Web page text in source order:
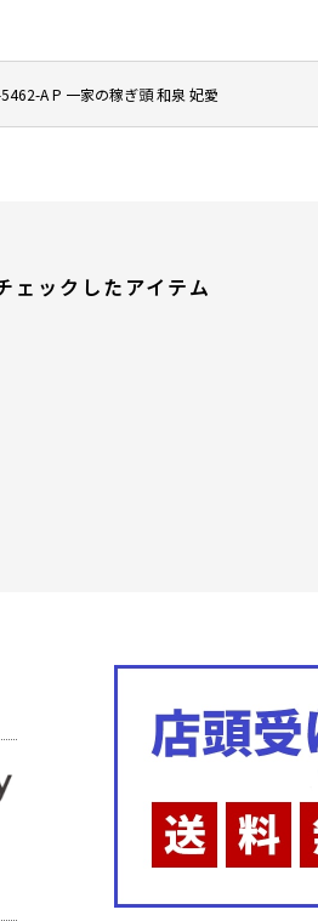
A P 一家の稼ぎ頭 和泉 妃愛
ェックしたアイテム